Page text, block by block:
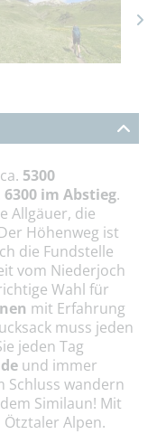
5300
6300 im Abstieg.
Allgäuer, die
Höhenweg ist
die Fundstelle
vom Niederjoch
Wahl für
mit Erfahrung
muss jeden
jeden Tag
und immer
Schluss wandern
Similaun! Mit
Alpen.